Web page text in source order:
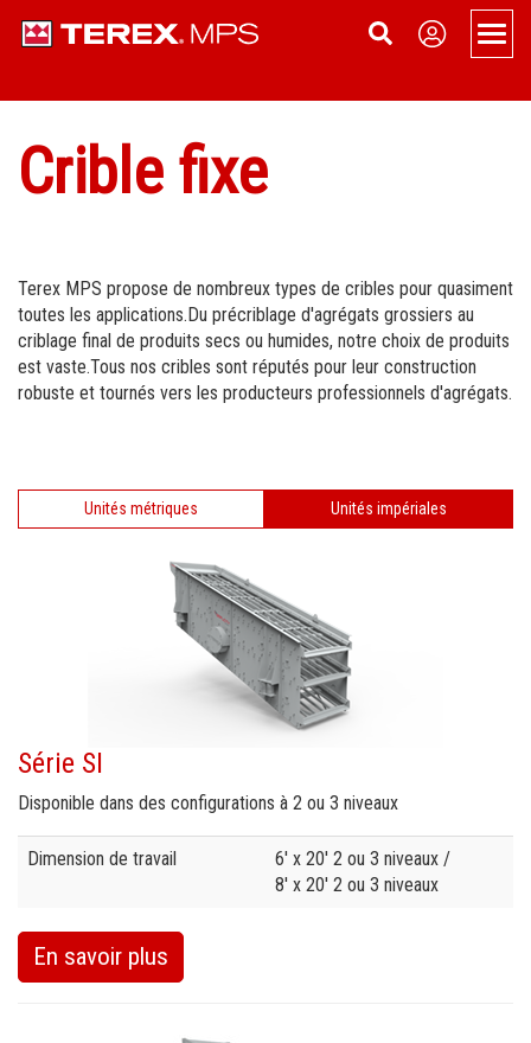
Menu
Vue d'ensemble
Concasseur à mâchoires mobile
Concasseur à cône mobile
Concasseur HSI mobile
Convoyeurs sur roues
Fixe
Concasseur à mâchoires fixe
Concasseur à cône fixe
Crible fixe
Sur chenilles
Concasseur à mâchoires sur chenilles
Élimination des poussières Aquamist
Support
Pièces de rechange et d'usure
Service
Se connecter en tant que concessionnaire
Actualités
Devenir concessionnaire
Evénements
Nous contacter
Crible fixe
Terex MPS propose de nombreux types de cribles pour quasiment
toutes les applications.Du précriblage d'agrégats grossiers au
criblage final de produits secs ou humides, notre choix de produits
est vaste.Tous nos cribles sont réputés pour leur construction
robuste et tournés vers les producteurs professionnels d'agrégats.
Unités métriques Unités impériales
Série SI
Disponible dans des configurations à 2 ou 3 niveaux
Specification Value
Dimension de travail
6' x 20' 2 ou 3 niveaux /
8' x 20' 2 ou 3 niveaux
En savoir plus